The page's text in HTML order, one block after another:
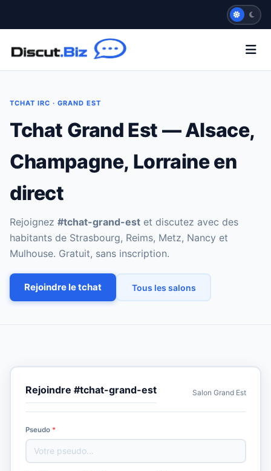
TCHAT IRC · GRAND EST
Tchat Grand Est — Alsace,
Champagne, Lorraine en
direct
Rejoignez #tchat-grand-est et discutez avec des
habitants de Strasbourg, Reims, Metz, Nancy et
Mulhouse. Gratuit, sans inscription.
Rejoindre le tchat Tous les salons
Rejoindre #tchat-grand-est Salon Grand Est
Pseudo *